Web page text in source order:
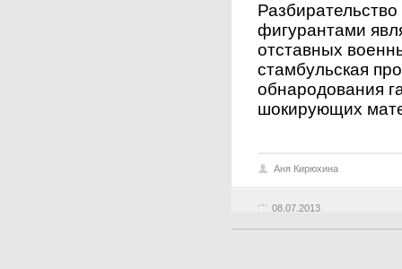
фигурантами
отставных
стамбульская
обнародования
шокирующих
08.07.2013
Аня Кирюхина